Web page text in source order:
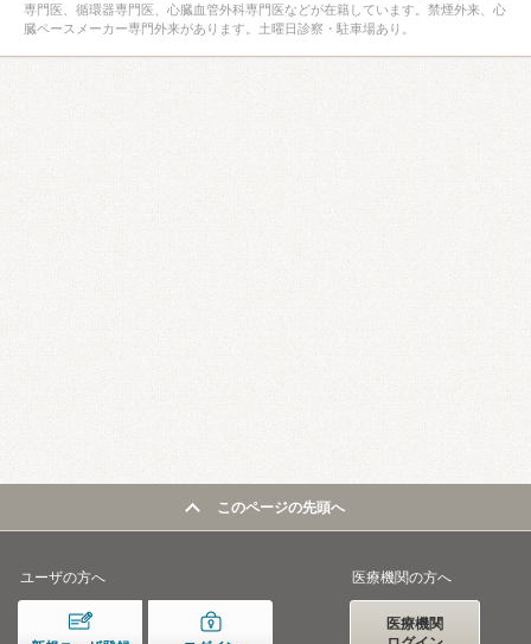
専門医、循環器専門医、心臓血管外科専門医などが在籍しています。禁煙外来、心
臓ペースメーカー専門外来があります。土曜日診察・駐車場あり。
このページの先頭へ
ユーザの方へ 医療機関の方へ
医療機関